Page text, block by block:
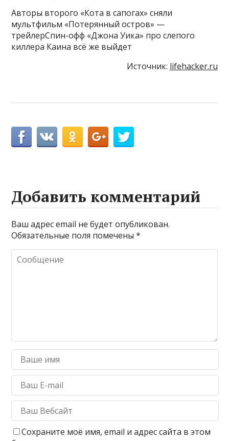
Авторы второго «Кота в сапогах» сняли
мультфильм «Потерянный остров» —
трейлерСпин-офф «Джона Уика» про слепого
киллера Каина всё же выйдет
Источник: lifehacker.ru
Добавить комментарий
Ваш адрес email не будет опубликован.
Обязательные поля помечены*
Сохраните моё имя, email и адрес сайта в этом